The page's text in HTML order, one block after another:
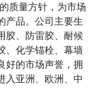
质量方针，为市场
产品。公司主要生
胶、防雷胶、耐候
、化学锚栓、幕墙
好的市场声誉，拥
入亚洲、欧洲、中